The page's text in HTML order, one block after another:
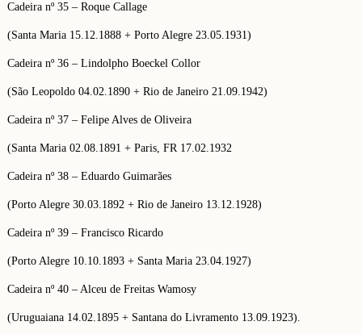
Cadeira nº 35 – Roque Callage
(Santa Maria 15.12.1888 + Porto Alegre 23.05.1931)
Cadeira nº 36 – Lindolpho Boeckel Collor
(São Leopoldo 04.02.1890 + Rio de Janeiro 21.09.1942)
Cadeira nº 37 – Felipe Alves de Oliveira
(Santa Maria 02.08.1891 + Paris, FR 17.02.1932
Cadeira nº 38 – Eduardo Guimarães
(Porto Alegre 30.03.1892 + Rio de Janeiro 13.12.1928)
Cadeira nº 39 – Francisco Ricardo
(Porto Alegre 10.10.1893 + Santa Maria 23.04.1927)
Cadeira nº 40 – Alceu de Freitas Wamosy
(Uruguaiana 14.02.1895 + Santana do Livramento 13.09.1923).